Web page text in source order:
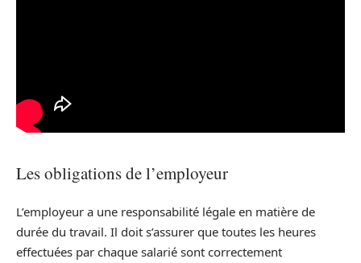
Les obligations de l’employeur
L’employeur a une responsabilité légale en matière de
durée du travail. Il doit s’assurer que toutes les heures
effectuées par chaque salarié sont correctement